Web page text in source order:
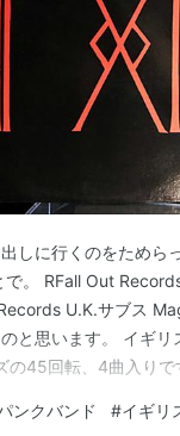
しに行くのをためら
で。 RFall Out
U.K.サブス
と思います。 イギリ
の45回転、4曲入りで
詞カードは元々入っ
ンクバンド #イギリ